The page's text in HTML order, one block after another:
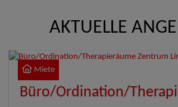
AKTUELLE
Miete